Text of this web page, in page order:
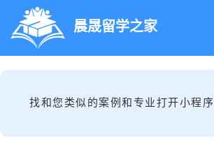
晨晟留学之家
找和您类似的案例和专业打开小程序